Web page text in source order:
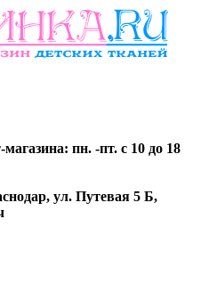
пн. -пт. с 10 до 18
ул. Путевая 5 Б,